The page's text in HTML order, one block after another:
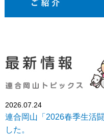
2026.07.24
連合岡山「2026春季生活
した。